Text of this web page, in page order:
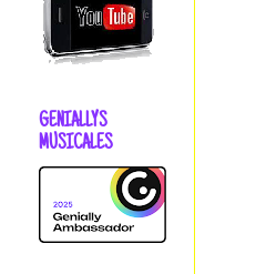
GENIALLYS
MUSICALES